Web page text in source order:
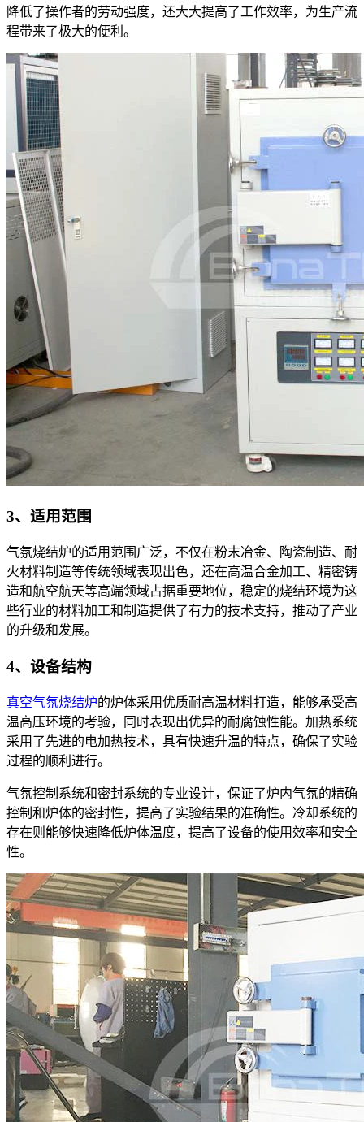
降低了操作者的劳动强度，还大大提高了工作效率，为生产流
程带来了极大的便利。
3、适用范围
气氛烧结炉的适用范围广泛，不仅在粉末冶金、陶瓷制造、耐
火材料制造等传统领域表现出色，还在高温合金加工、精密铸
造和航空航天等高端领域占据重要地位，稳定的烧结环境为这
些行业的材料加工和制造提供了有力的技术支持，推动了产业
的升级和发展。
4、设备结构
真空气氛烧结炉的炉体采用优质耐高温材料打造，能够承受高
温高压环境的考验，同时表现出优异的耐腐蚀性能。加热系统
采用了先进的电加热技术，具有快速升温的特点，确保了实验
过程的顺利进行。
气氛控制系统和密封系统的专业设计，保证了炉内气氛的精确
控制和炉体的密封性，提高了实验结果的准确性。冷却系统的
存在则能够快速降低炉体温度，提高了设备的使用效率和安全
性。